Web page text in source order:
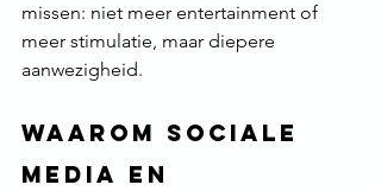
missen: niet meer entertainment of
meer stimulatie, maar diepere
aanwezigheid.
Waarom sociale
media en